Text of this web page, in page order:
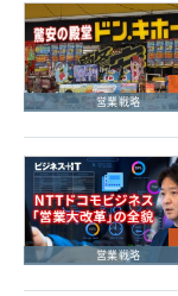
営業戦略
営業戦略